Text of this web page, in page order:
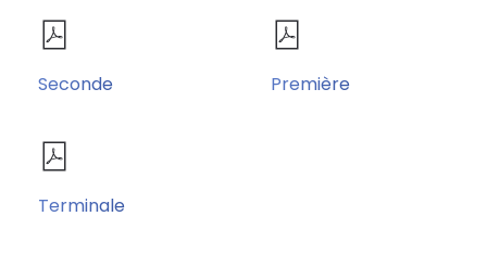
Seconde Première
Terminale